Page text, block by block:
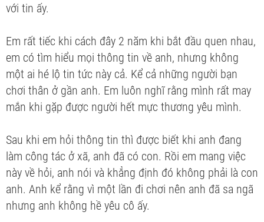
với tin ấy.
Em rất tiếc khi cách đây 2 năm khi bắt đầu quen nhau,
em có tìm hiểu mọi thông tin về anh, nhưng không
một ai hé lộ tin tức này cả. Kể cả những người bạn
chơi thân ở gần anh. Em luôn nghĩ rằng mình rất may
mắn khi gặp được người hết mực thương yêu mình.
Sau khi em hỏi thông tin thì được biết khi anh đang
làm công tác ở xã, anh đã có con. Rồi em mang việc
này về hỏi, anh nói và khẳng định đó không phải là con
anh. Anh kể rằng vì một lần đi chơi nên anh đã sa ngã
nhưng anh không hề yêu cô ấy.